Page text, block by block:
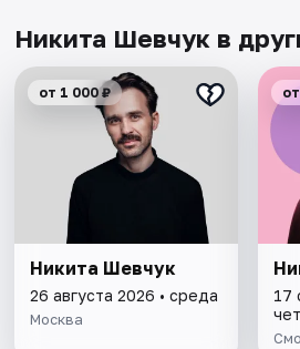
Никита Шевчук в
от 1 000 ₽
Никита Шевчук
26 августа 2026 • среда
Москва
17